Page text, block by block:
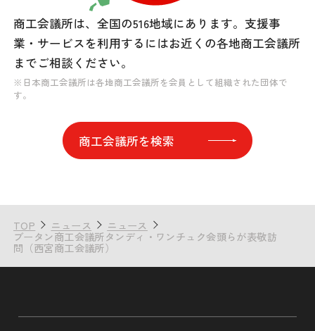
商工会議所は、全国の516地域にあります。 支援事
業・サービスを利用するにはお近くの各地商工会議所
までご相談ください。
※日本商工会議所は各地商工会議所を会員として組織された団体で
す。
商工会議所を検索
TOP ニュース ニュース
ブータン商工会議所タンディ・ワンチュク会頭らが表敬訪
問（西宮商工会議所）